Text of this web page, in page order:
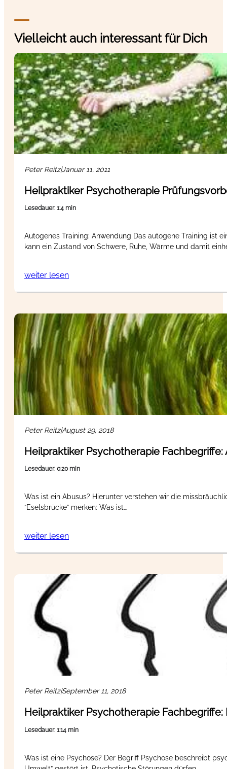
Vielleicht auch interessant für Dich
Peter Reitz|Januar 11, 2011
Heilpraktiker Psychotherapie
Lesedauer: 1:4 min
Autogenes Training: Anwendung Das autogene Training ist
kann ein Zustand von Schwere, Ruhe, Wärme und damit
weiter lesen
Peter Reitz|August 29, 2018
Heilpraktiker Psychotherapie Fachbegriffe:
Lesedauer: 0:20 min
Was ist ein Abusus? Hierunter verstehen wir die
“Eselsbrücke” merken: Was ist…
weiter lesen
Peter Reitz|September 11, 2018
Heilpraktiker Psychotherapie Fachbegriffe:
Lesedauer: 1:14 min
Was ist eine Psychose? Der Begriff Psychose beschreibt